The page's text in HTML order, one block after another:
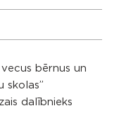
bērnus un
skolas”
dalībnieks